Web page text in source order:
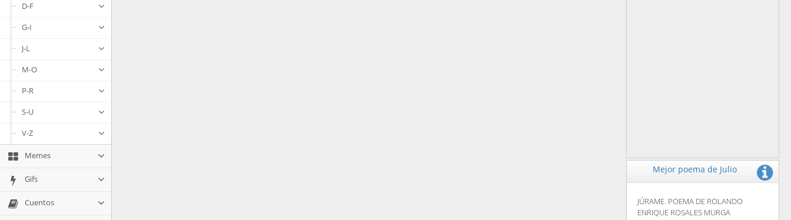
D-F
G-I
J-L
M-O
P-R
S-U
V-Z
Memes
Gifs
Cuentos
Mejor poema de Julio
JÚRAME. POEMA DE ROLANDO
ENRIQUE ROSALES MURGA